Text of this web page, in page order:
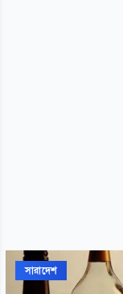
সারাদেশ